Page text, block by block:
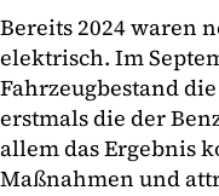
Bereits 2024 waren
elektrisch. Im
Fahrzeugbestand
erstmals die der
allem das Ergebnis
Maßnahmen und